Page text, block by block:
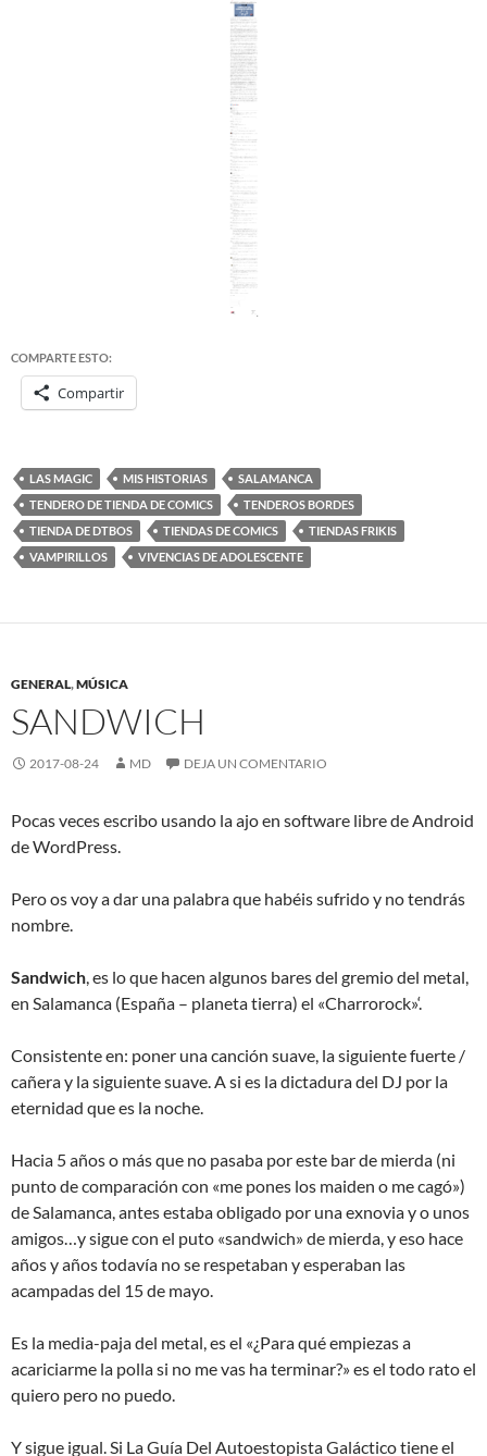
COMPARTE ESTO:
Compartir
LAS MAGIC MIS HISTORIAS
SALAMANCA
TENDERO DE TIENDA DE COMICS
TENDEROS BORDES
TIENDA DE DTBOS
TIENDAS DE COMICS
TIENDAS FRIKIS
VAMPIRILLOS
VIVENCIAS DE ADOLESCENTE
GENERAL,MÚSICA
SANDWICH
2017-08-24 MD DEJA UN COMENTARIO
Pocas veces escribo usando la ajo en software libre de Android
de WordPress.
Pero os voy a dar una palabra que habéis sufrido y no tendrás
nombre.
Sandwich, es lo que hacen algunos bares del gremio del metal,
en Salamanca (España – planeta tierra) el «Charrorock»‘.
Consistente en: poner una canción suave, la siguiente fuerte /
cañera y la siguiente suave. A si es la dictadura del DJ por la
eternidad que es la noche.
Hacia 5 años o más que no pasaba por este bar de mierda (ni
punto de comparación con «me pones los maiden o me cagó»)
de Salamanca, antes estaba obligado por una exnovia y o unos
amigos…y sigue con el puto «sandwich» de mierda, y eso hace
años y años todavía no se respetaban y esperaban las
acampadas del 15 de mayo.
Es la media-paja del metal, es el «¿Para qué empiezas a
acariciarme la polla si no me vas ha terminar?» es el todo rato el
quiero pero no puedo.
Y sigue igual. Si La Guía Del Autoestopista Galáctico tiene el